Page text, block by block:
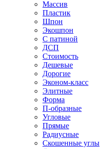
Массив
Пластик
Шпон
Экошпон
С патиной
ДСП
Стоимость
Дешевые
Дорогие
Эконом-класс
Элитные
Форма
П-образные
Угловые
Прямые
Радиусные
Скошенные углы